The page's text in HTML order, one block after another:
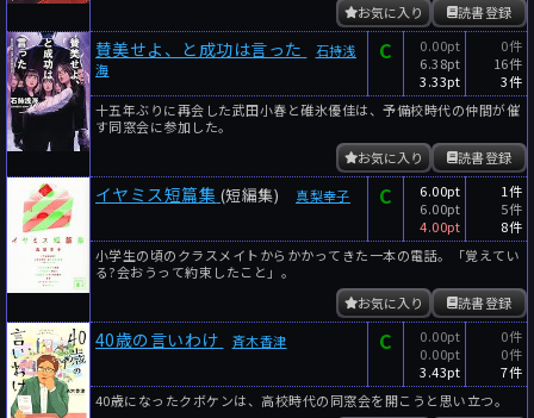
読書登録
お気に入り
賛美せよ、と成功は言った
石持浅
海
C
0.00pt
6.38pt
3.33pt
0件
16件
3件
十五年ぶりに再会した武田小春と碓氷優佳は、予備校時代の仲間が催
す同窓会に参加した。
読書登録
お気に入り
イヤミス短篇集 (短編集) 真梨幸子 C
6.00pt
6.00pt
4.00pt
1件
5件
8件
小学生の頃のクラスメイトからかかってきた一本の電話。「覚えてい
る?会おうって約束したこと」。
読書登録
お気に入り
40歳の言いわけ 斉木香津 C
0.00pt
0.00pt
3.43pt
0件
0件
7件
40歳になったクボケンは、高校時代の同窓会を開こうと思い立つ。